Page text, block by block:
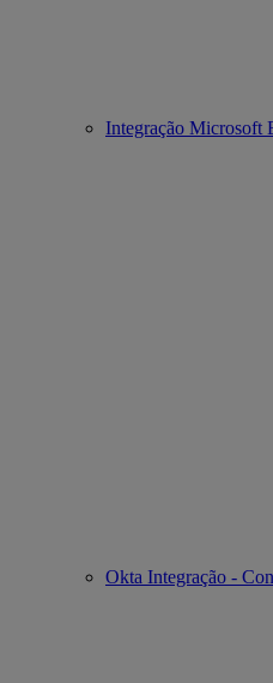
Integração Microsoft
Okta Integração -